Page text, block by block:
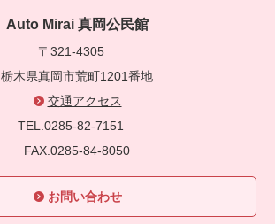
Auto Mirai 真岡公民館
〒321-4305
栃木県真岡市荒町1201番地
交通アクセス
TEL.0285-82-7151
FAX.0285-84-8050
お問い合わせ